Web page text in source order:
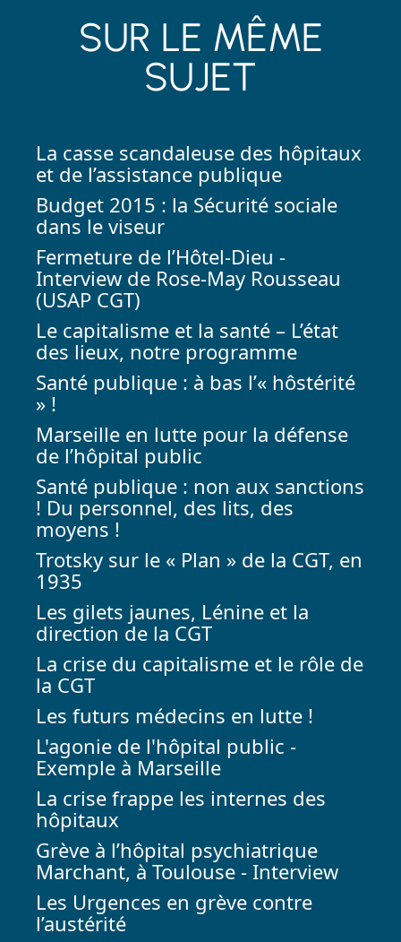
SUR LE MÊME
SUJET
La casse scandaleuse des hôpitaux
et de l’assistance publique
Budget 2015 : la Sécurité sociale
dans le viseur
Fermeture de l’Hôtel-Dieu -
Interview de Rose-May Rousseau
(USAP CGT)
Le capitalisme et la santé – L’état
des lieux, notre programme
Santé publique : à bas l’« hôstérité
» !
Marseille en lutte pour la défense
de l’hôpital public
Santé publique : non aux sanctions
! Du personnel, des lits, des
moyens !
Trotsky sur le « Plan » de la CGT, en
1935
Les gilets jaunes, Lénine et la
direction de la CGT
La crise du capitalisme et le rôle de
la CGT
Les futurs médecins en lutte !
L'agonie de l'hôpital public -
Exemple à Marseille
La crise frappe les internes des
hôpitaux
Grève à l’hôpital psychiatrique
Marchant, à Toulouse - Interview
Les Urgences en grève contre
l’austérité